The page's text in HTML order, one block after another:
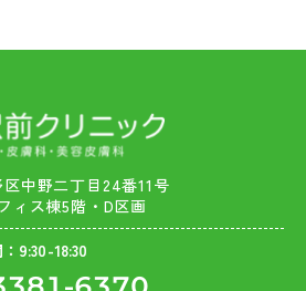
中野二丁目24番11号
ィス棟5階・D区画
9:30-18:30